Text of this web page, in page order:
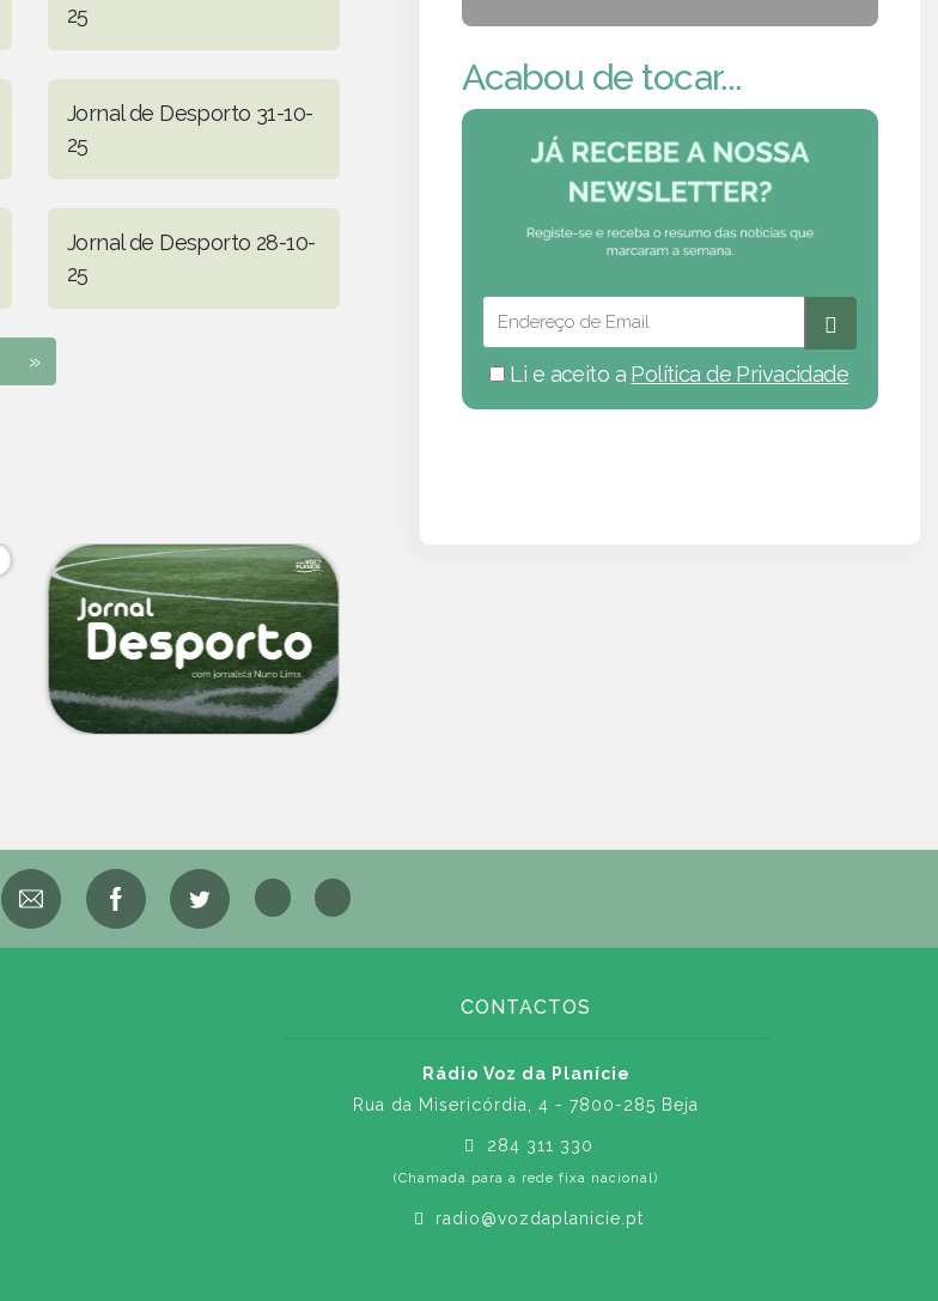
25
Jornal de Desporto 31-10-
25
Jornal de Desporto 28-10-
25
»
Acabou de tocar...
Li e aceito a Política de Privacidade
CONTACTOS
Rádio Voz da Planície
Rua da Misericórdia, 4 - 7800-285 Beja
284 311 330
(Chamada para a rede fixa nacional)
radio@vozdaplanicie.pt